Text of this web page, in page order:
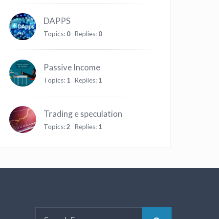
DAPPS
Topics: 0 Replies: 0
Passive Income
Topics: 1 Replies: 1
Trading e speculation
Topics:2 Replies: 1